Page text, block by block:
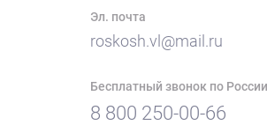
Эл. почта
roskosh.vl@mail.ru
Бесплатный звонок по России
8 800 250-00-66